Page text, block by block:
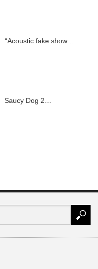
“Acoustic fake show …
Saucy Dog 2…